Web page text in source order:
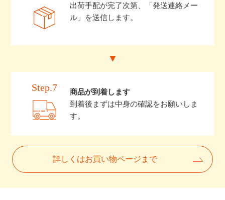
出荷手配が完了次第、「発送連絡メー
ル」を送信します。
Step.7
商品が到着します
到着後まずは中身の確認をお願いしま
す。
詳しくはお買い物ページまで